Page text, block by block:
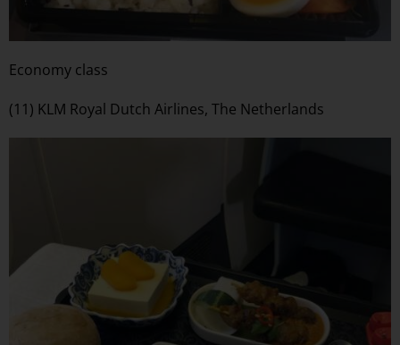
Economy class
(11) KLM Royal Dutch Airlines, The Netherlands